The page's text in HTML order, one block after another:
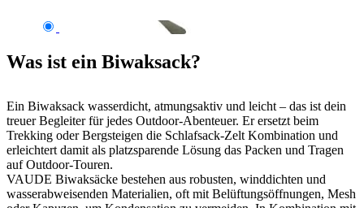
Was ist ein Biwaksack?
Ein Biwaksack wasserdicht, atmungsaktiv und leicht – das ist dein
treuer Begleiter für jedes Outdoor-Abenteuer. Er ersetzt beim
Trekking oder Bergsteigen die Schlafsack-Zelt Kombination und
erleichtert damit als platzsparende Lösung das Packen und Tragen
auf Outdoor-Touren.
VAUDE Biwaksäcke bestehen aus robusten, winddichten und
wasserabweisenden Materialien, oft mit Belüftungsöffnungen, Mesh